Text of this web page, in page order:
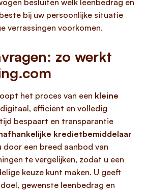
besluiten welk leenbedrag en
bij uw persoonlijke situatie
verrassingen voorkomen.
zo werkt
het proces van een kleine
digitaal, efficiënt en volledig
bespaart en transparantie
kredietbemiddelaar
door een breed aanbod van
te vergelijken, zodat u een
keuze kunt maken. U geeft
gewenste leenbedrag en